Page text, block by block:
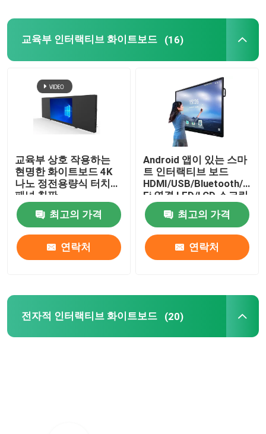
교육부 인터랙티브 화이트보드 (16)
교육부 상호 작용하는
현명한 화이트보드 4K
나노 정전용량식 터치
패널 칠판
최고의 가격
연락처
Android 앱이 있는 스마
트 인터랙티브 보드
HDMI/USB/Bluetooth/Wi-
Fi 연결 LED/LCD 스크린
패널
최고의 가격
연락처
전자적 인터랙티브 화이트보드 (20)